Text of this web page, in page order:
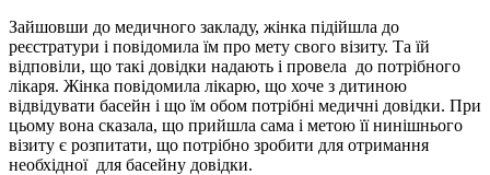
Зайшовши до медичного закладу, жінка підійшла до
реєстратури і повідомила їм про мету свого візиту. Та їй
відповіли, що такі довідки надають і провела до потрібного
лікаря. Жінка повідомила лікарю, що хоче з дитиною
відвідувати басейн і що їм обом потрібні медичні довідки. При
цьому вона сказала, що прийшла сама і метою її нинішнього
візиту є розпитати, що потрібно зробити для отримання
необхідної для басейну довідки.